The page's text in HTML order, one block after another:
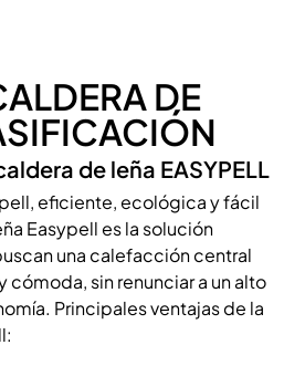
DE
de leña EASYPELL
eficiente, ecológica y fácil
Easypell es la solución
una calefacción central
sin renunciar a un alto
Principales ventajas de la